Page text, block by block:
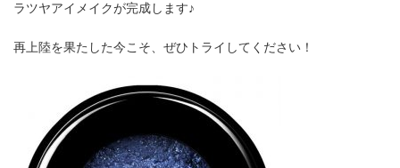
ラツヤアイメイクが完成します♪
再上陸を果たした今こそ、ぜひトライしてください！